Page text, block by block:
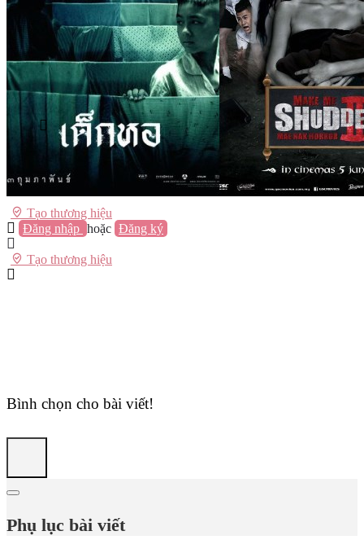
Vũng Tàu
Nha Trang
Đà Lạt
Cần Thơ
Quy Nhơn
Thừa Thiên Huế
Khác…
Sách / Truyện
Lifestyle
Tạo thương hiệu
Đăng nhập hoặc Đăng ký
Tạo thương hiệu
Bình chọn cho bài viết!
Phụ lục bài viết